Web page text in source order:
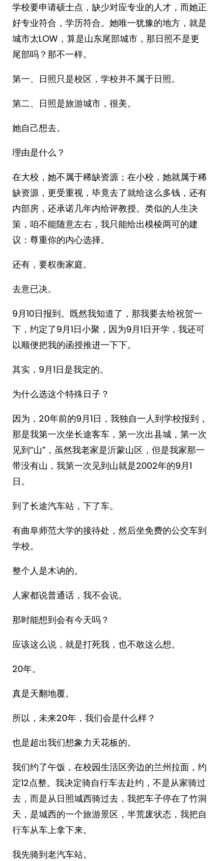
学校要申请硕士点，缺少对应专业的人才，而她正
好专业符合，学历符合。她唯一犹豫的地方，就是
城市太LOW，算是山东尾部城市，那日照不是更
尾部吗？那不一样。
第一、日照只是校区，学校并不属于日照。
第二、日照是旅游城市，很美。
她自己想去。
理由是什么？
在大校，她不属于稀缺资源；在小校，她就属于稀
缺资源，更受重视，毕竟去了就给这么多钱，还有
内部房，还承诺几年内给评教授。类似的人生决
策，咱不能随意左右，我只能给出模棱两可的建
议：尊重你的内心选择。
还有，要权衡家庭。
去意已决。
9月10日报到。既然我知道了，那我要去给祝贺一
下，约定了9月1日小聚，因为9月1日开学，我还可
以顺便把我的函授推进一下下。
其实，9月1日是我定的。
为什么选这个特殊日子？
因为，20年前的9月1日，我独自一人到学校报到，
那是我第一次坐长途客车，第一次出县城，第一次
见到“山”，虽然我老家是沂蒙山区，但是我家那一
带没有山，我第一次见到山就是2002年的9月1
日。
到了长途汽车站，下了车。
有曲阜师范大学的接待处，然后坐免费的公交车到
学校。
整个人是木讷的。
人家都说普通话，我不会说。
那时能想到会有今天吗？
应该这么说，就是打死我，也不敢这么想。
20年。
真是天翻地覆。
所以，未来20年，我们会是什么样？
也是超出我们想象力天花板的。
我们约了午饭，在校园生活区旁边的兰州拉面，约
定12点整。我决定骑自行车去赴约，不是从家骑过
去，而是从日照城西骑过去，我把车子停在了竹洞
天，是城西的一个旅游景区，半荒废状态，我把自
行车从车上拿下来。
我先骑到老汽车站。